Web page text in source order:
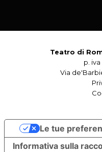
Teatro di
p.
Via
Informativa sulla
Le tue